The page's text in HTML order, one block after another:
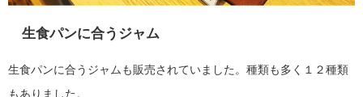
生食パンに合うジャム
生食パンに合うジャムも販売されていました。種類も多く１２種類
もありました。